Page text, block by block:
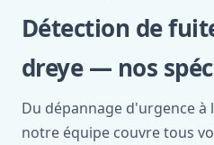
Détection de
dreye — nos
Du dépannage d'urgence
notre équipe couvre tous